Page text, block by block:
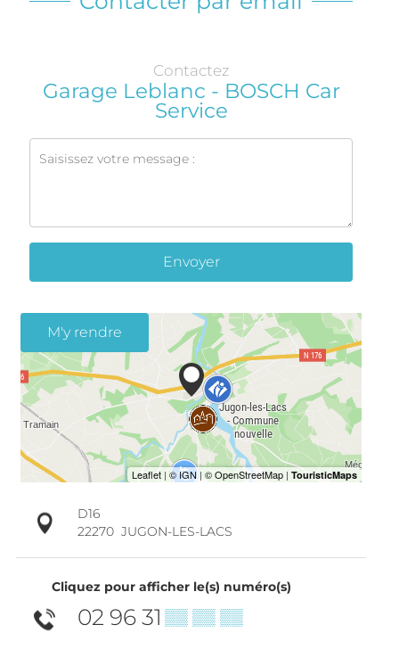
Contactez
Garage Leblanc - BOSCH Car
Service
Envoyer
M'y rendre
D16
22270 JUGON-LES-LACS
Cliquez pour afficher le(s) numéro(s)
02 96 31 ▒▒ ▒▒ ▒▒